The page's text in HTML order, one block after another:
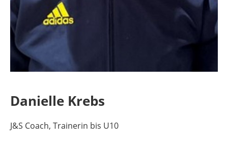
Danielle Krebs
J&S Coach, Trainerin bis U10